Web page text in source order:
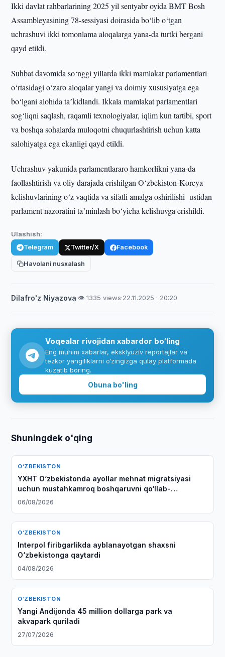
Ikki davlat rahbarlarining 2025 yil sentyabr oyida BMT Bosh
Assambleyasining 78-sessiyasi doirasida bo‘lib o‘tgan
uchrashuvi ikki tomonlama aloqalarga yana-da turtki bergani
qayd etildi.
Suhbat davomida so‘nggi yillarda ikki mamlakat parlamentlari
o‘rtasidagi o‘zaro aloqalar yangi va doimiy xususiyatga ega
bo‘lgani alohida taʼkidlandi. Ikkala mamlakat parlamentlari
sog‘liqni saqlash, raqamli texnologiyalar, iqlim kun tartibi, sport
va boshqa sohalarda muloqotni chuqurlashtirish uchun katta
salohiyatga ega ekanligi qayd etildi.
Uchrashuv yakunida parlamentlararo hamkorlikni yana-da
faollashtirish va oliy darajada erishilgan O‘zbekiston-Koreya
kelishuvlarining o‘z vaqtida va sifatli amalga oshirilishi ustidan
parlament nazoratini taʼminlash bo‘yicha kelishuvga erishildi.
Ulashish:
Telegram Twitter/X Facebook
Havolani nusxalash
Dilafro'z Niyazova·👁 1335 views·22.11.2025 · 20:20
Voqealar rivojidan xabardor bo‘ling
Eng muhim xabarlar, eksklyuziv reportajlar va
tezkor yangiliklarni o‘zingizga qulay platformada
kuzatib boring.
Obuna bo'ling
Shuningdek o'qing
O‘ZBEKISTON
YXHT O‘zbekistonda ayollar mehnat migratsiyasi
uchun mustahkamroq boshqaruvni qo‘llab-
quvvatlaydi
06/08/2026
O‘ZBEKISTON
Interpol firibgarlikda ayblanayotgan shaxsni
O‘zbekistonga qaytardi
04/08/2026
O‘ZBEKISTON
Yangi Andijonda 45 million dollarga park va
akvapark quriladi
27/07/2026